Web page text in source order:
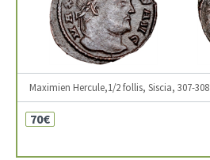
Maximien Hercule,1/2 follis, Siscia, 307-308
70€